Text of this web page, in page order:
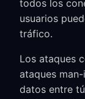
todos los
usuarios
tráfico.
Los ataques
ataques
datos entre